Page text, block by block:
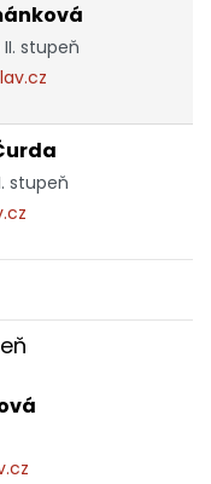
stupeň
stupeň